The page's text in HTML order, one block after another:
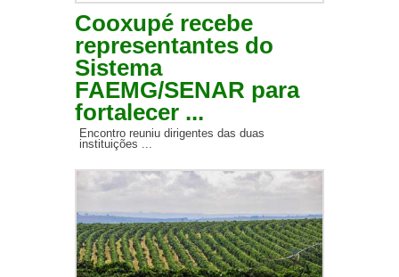
Cooxupé recebe
representantes do
Sistema
FAEMG/SENAR para
fortalecer ...
Encontro reuniu dirigentes das duas
instituições ...